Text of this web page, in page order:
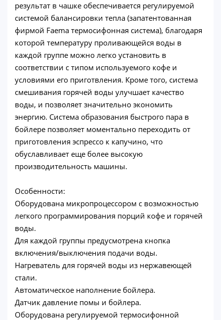
результат в чашке обеспечивается регулируемой
системой балансировки тепла (запатентованная
фирмой Faema термосифонная система), благодаря
которой температуру проливающейся воды в
каждой группе можно легко установить в
соответствии с типом используемого кофе и
условиями его приготвления. Кроме того, система
смешивания горячей воды улучшает качество
воды, и позволяет значительно экономить
энергию. Система образования быстрого пара в
бойлере позволяет моментально переходить от
приготовления эспрессо к капучино, что
обуславливает еще более высокую
производительность машины.
Особенности:
Оборудована микропроцессором с возможностью
легкого программирования порций кофе и горячей
воды.
Для каждой группы предусмотрена кнопка
включения/выключения подачи воды.
Нагреватель для горячей воды из нержавеющей
стали.
Автоматическое наполнение бойлера.
Датчик давление помы и бойлера.
Оборудована регулируемой термосифонной